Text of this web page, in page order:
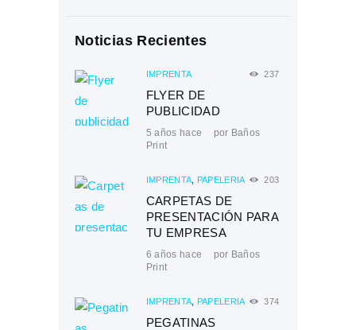
Noticias Recientes
IMPRENTA 237
FLYER DE
PUBLICIDAD
5 años hace por Baños
Print
IMPRENTA PAPELERÍA 203
CARPETAS DE
PRESENTACIÓN PARA
TU EMPRESA
6 años hace por Baños
Print
IMPRENTA PAPELERÍA 374
PEGATINAS